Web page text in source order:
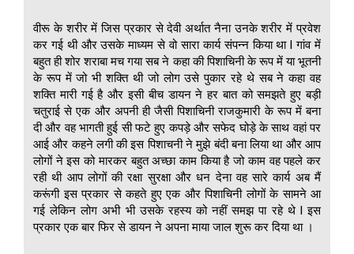
वीरू के शरीर में जिस प्रकार से देवी अर्थात नैना उनके शरीर में प्रवेश
कर गई थी और उसके माध्यम से वो सारा कार्य संपन्न किया था l गांव में
बहुत ही शोर शराबा मच गया सब ने कहा की पिशाचिनी के रूप में या भूतनी
के रूप में जो भी शक्ति थी जो लोग उसे पुकार रहे थे सब ने कहा वह
शक्ति मारी गई है और इसी बीच डायन ने हर बात को समझते हुए बड़ी
चतुराई से एक और अपनी ही जैसी पिशाचिनी राजकुमारी के रूप में बना
दी और वह भागती हुई सी फटे हुए कपड़े और सफेद घोड़े के साथ वहां पर
आई और कहने लगी की इस पिशाचनी ने मुझे बंदी बना लिया था और आप
लोगों ने इस को मारकर बहुत अच्छा काम किया है जो काम वह पहले कर
रही थी आप लोगों की रक्षा सुरक्षा और धन देना वह सारे कार्य अब मैं
करूंगी इस प्रकार से कहते हुए एक और पिशाचिनी लोगों के सामने आ
गई लेकिन लोग अभी भी उसके रहस्य को नहीं समझ पा रहे थे l इस
प्रकार एक बार फिर से डायन ने अपना माया जाल शुरू कर दिया था ।